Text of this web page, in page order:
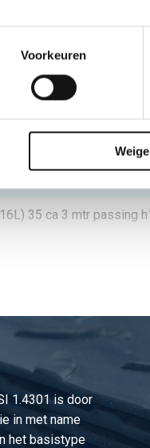
Voorkeuren
15 ca 3 mtr passing
16 ca 3 mtr passing
20 ca 3 mtr passing
25 ca 3 mtr passing
30 ca 3 mtr passing
35 ca 3 mtr passing
60 ca 3 mtr passing
1.4301 is door
in met name
het basistype